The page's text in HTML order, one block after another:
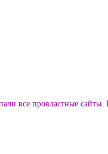
все провластные